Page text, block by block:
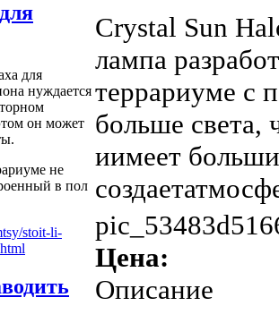
для
нуждается
он может
не
в пол
Crystal Sun
лампа
террариуме с
больше света,
иимеет
Цена:
Описание